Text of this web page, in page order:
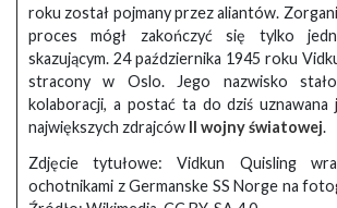
roku został pojmany przez aliantów.
proces mógł zakończyć się tylko
skazującym. 24 października 1945 roku
stracony w Oslo. Jego nazwisko
kolaboracji, a postać ta do dziś
największych zdrajców II wojny światowej.
Zdjęcie tytułowe: Vidkun Quisling
ochotnikami z Germanske SS Norge na